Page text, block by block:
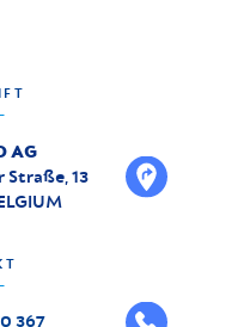
AG
Straße, 13
367